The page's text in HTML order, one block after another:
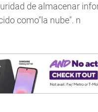
de almacenar
como"la nube". n